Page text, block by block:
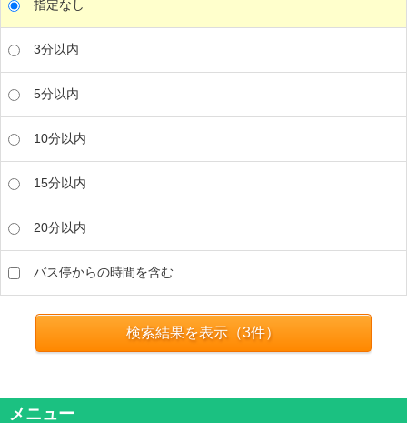
指定なし
3分以内
5分以内
10分以内
15分以内
20分以内
バス停からの時間を含む
検索結果を表示（3件）
メニュー